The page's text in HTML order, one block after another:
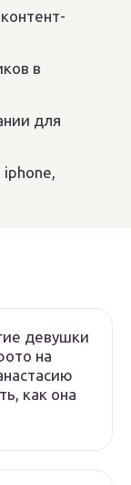
в
для
девушки
на
как она